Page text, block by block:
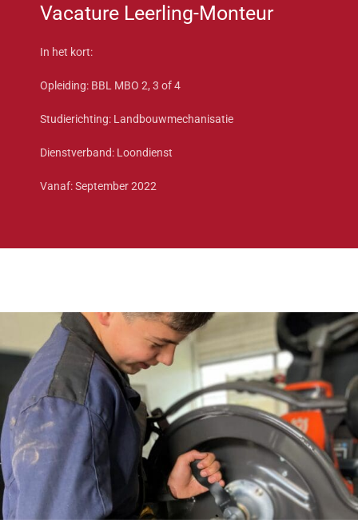
Vacature Leerling-Monteur
In het kort:
Opleiding: BBL MBO 2, 3 of 4
Studierichting: Landbouwmechanisatie
Dienstverband: Loondienst
Vanaf: September 2022